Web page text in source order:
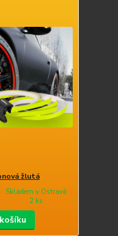
žlutá
Skladem v Ostravě
2 ks